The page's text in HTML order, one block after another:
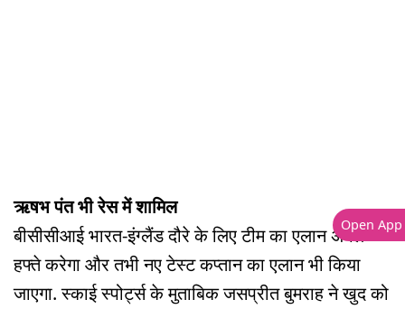
ऋषभ पंत भी रेस में शामिल
बीसीसीआई भारत-इंग्लैंड दौरे के लिए टीम का एलान अगले
हफ्ते करेगा और तभी नए टेस्ट कप्तान का एलान भी किया
जाएगा. स्काई स्पोर्ट्स के मुताबिक जसप्रीत बुमराह ने खुद को
Open App